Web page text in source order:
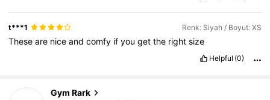
t***1 Renk: Siyah / Boyut: XS
Theseare niceandcomfy ifyougetthe rightsize
Helpful (0)
Gym Rark